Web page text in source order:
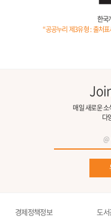
한국
“공공누리 제3유형 : 출처
매일 새로운
다
경제정책정보
도서